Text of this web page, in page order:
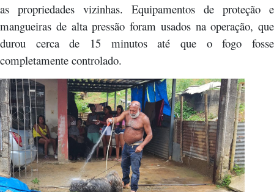
as propriedades vizinhas. Equipamentos de proteção e
mangueiras de alta pressão foram usados na operação, que
durou cerca de 15 minutos até que o fogo fosse
completamente controlado.